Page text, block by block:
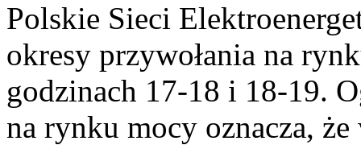
Polskie Sieci
okresy przywołania na
godzinach 17-18 i 18-19.
na rynku mocy oznacza,